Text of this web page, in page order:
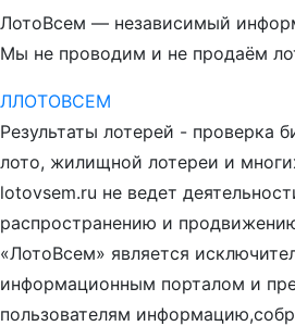
ЛотоВсем — независимый
Мы не проводим и не продаём
ЛЛОТОВСЕМ
Результаты лотерей - проверка
лото, жилищной лотереи и
lotovsem.ru не ведет
распространению и
«ЛотоВсем» является
информационным порталом и
пользователям